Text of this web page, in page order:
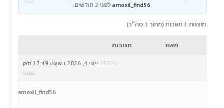
לפני 2 חודשים .
מוצגות 1 תגובות (מתוך 1 סה״כ)
מאת תגובות
יוני 4, 2026 בשעה 12:49 pm#29376
תגובה
amoxil_find56